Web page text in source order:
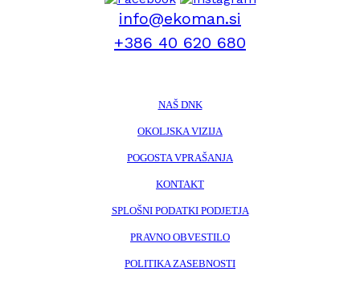
info@ekoman.si
+386 40 620 680
NAŠ DNK
OKOLJSKA VIZIJA
POGOSTA VPRAŠANJA
KONTAKT
SPLOŠNI PODATKI PODJETJA
PRAVNO OBVESTILO
POLITIKA ZASEBNOSTI